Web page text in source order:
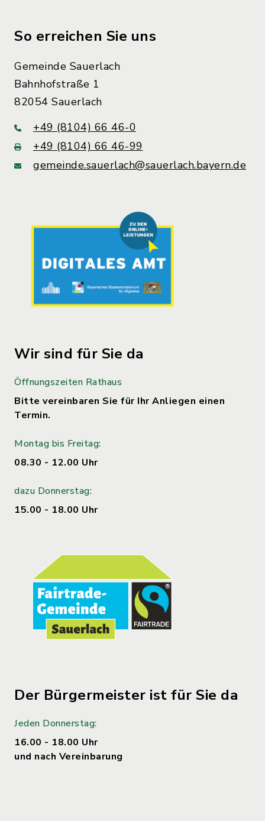
So erreichen Sie uns
Gemeinde Sauerlach
Bahnhofstraße 1
82054 Sauerlach
+49 (8104) 66 46-0
+49 (8104) 66 46-99
gemeinde.sauerlach@sauerlach.bayern.de
Wir sind für Sie da
Öffnungszeiten Rathaus
Bitte vereinbaren Sie für Ihr Anliegen einen
Termin.
Montag bis Freitag:
08.30 - 12.00 Uhr
dazu Donnerstag:
15.00 - 18.00 Uhr
Der Bürgermeister ist für Sie da
Jeden Donnerstag:
16.00 - 18.00 Uhr
und nach Vereinbarung